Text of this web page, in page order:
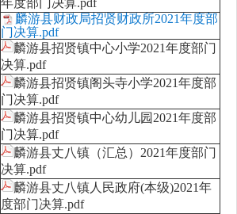
年度部门决算.pdf
麟游县财政局招贤财政所2021年度部
门决算.pdf
麟游县招贤镇中心小学2021年度部门
决算.pdf
麟游县招贤镇阁头寺小学2021年度部
门决算.pdf
麟游县招贤镇中心幼儿园2021年度部
门决算.pdf
麟游县丈八镇（汇总）2021年度部门
决算.pdf
麟游县丈八镇人民政府(本级)2021年
度部门决算.pdf